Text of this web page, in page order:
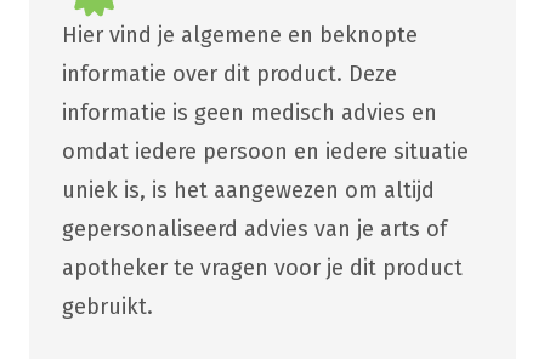
Hier vind je algemene en beknopte
informatie over dit product. Deze
informatie is geen medisch advies en
omdat iedere persoon en iedere situatie
uniek is, is het aangewezen om altijd
gepersonaliseerd advies van je arts of
apotheker te vragen voor je dit product
gebruikt.